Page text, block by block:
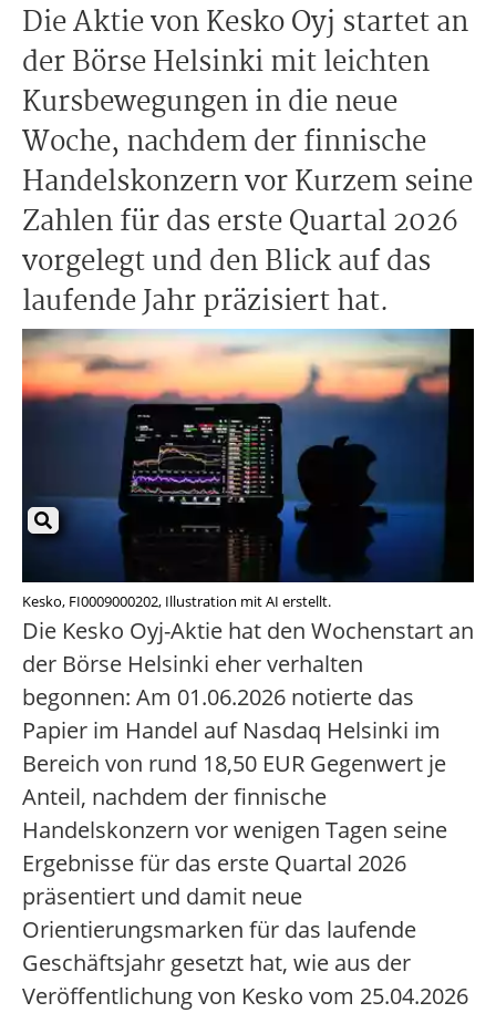
Die Aktie von Kesko Oyj startet an
der Börse Helsinki mit leichten
Kursbewegungen in die neue
Woche, nachdem der finnische
Handelskonzern vor Kurzem seine
Zahlen für das erste Quartal 2026
vorgelegt und den Blick auf das
laufende Jahr präzisiert hat.
Kesko, FI0009000202, Illustration mit AI erstellt.
Die Kesko Oyj-Aktie hat den Wochenstart an
der Börse Helsinki eher verhalten
begonnen: Am 01.06.2026 notierte das
Papier im Handel auf Nasdaq Helsinki im
Bereich von rund 18,50 EUR Gegenwert je
Anteil, nachdem der finnische
Handelskonzern vor wenigen Tagen seine
Ergebnisse für das erste Quartal 2026
präsentiert und damit neue
Orientierungsmarken für das laufende
Geschäftsjahr gesetzt hat, wie aus der
Veröffentlichung von Kesko vom 25.04.2026